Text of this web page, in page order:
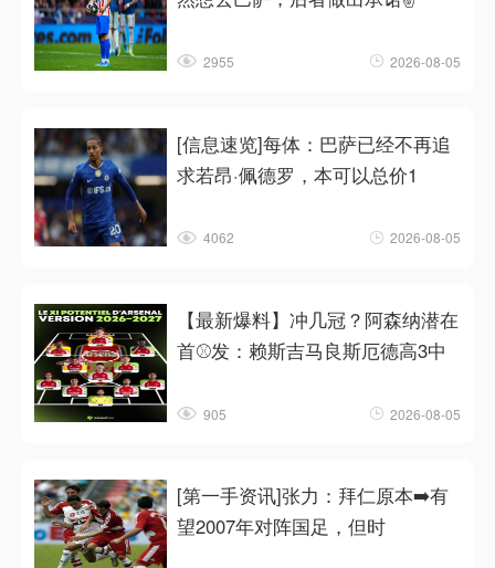
2955 2026-08-05
[信息速览]每体：巴萨已经不再追
求若昂·佩德罗，本可以总价1
4062 2026-08-05
【最新爆料】冲几冠？阿森纳潜在
首⚾发：赖斯吉马良斯厄德高3中
905 2026-08-05
[第一手资讯]张力：拜仁原本➡️有
望2007年对阵国足，但时